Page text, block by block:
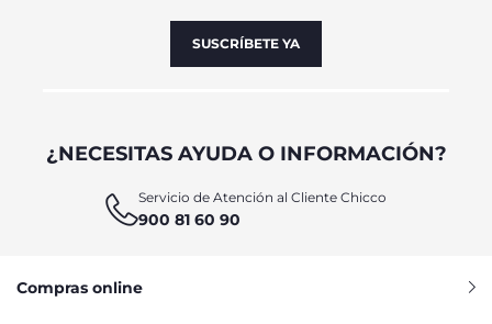
SUSCRÍBETE YA
¿NECESITAS AYUDA O INFORMACIÓN?
Servicio de Atención al Cliente Chicco
900 81 60 90
Compras online